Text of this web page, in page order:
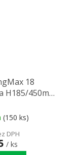
18
H185/450mm
(150 ks)
DPH
/ ks